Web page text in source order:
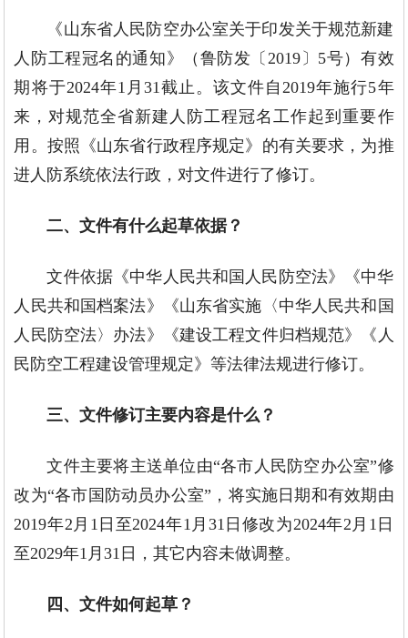
《山东省人民防空办公室关于印发关于规范新建
人防工程冠名的通知》（鲁防发〔2019〕5号）有效
期将于2024年1月31截止。该文件自2019年施行5年
来，对规范全省新建人防工程冠名工作起到重要作
用。按照《山东省行政程序规定》的有关要求，为推
进人防系统依法行政，对文件进行了修订。
二、文件有什么起草依据？
文件依据《中华人民共和国人民防空法》《中华
人民共和国档案法》《山东省实施〈中华人民共和国
人民防空法〉办法》《建设工程文件归档规范》《人
民防空工程建设管理规定》等法律法规进行修订。
三、文件修订主要内容是什么？
文件主要将主送单位由“各市人民防空办公室”修
改为“各市国防动员办公室”，将实施日期和有效期由
2019年2月1日至2024年1月31日修改为2024年2月1日
至2029年1月31日，其它内容未做调整。
四、文件如何起草？